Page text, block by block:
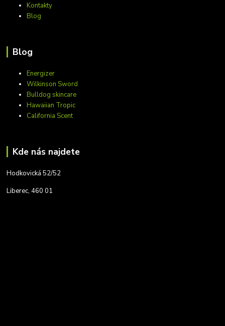
Kontakty
Blog
Blog
Energizer
Wilkinson Sword
Bulldog skincare
Hawaiian Tropic
California Scent
Kde nás najdete
Hodkovická 52/52
Liberec, 460 01